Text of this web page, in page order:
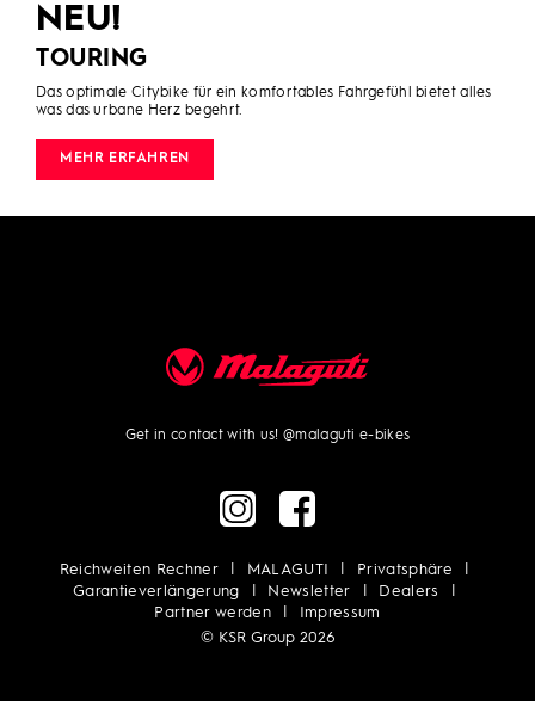
NEU!
TOURING
Das optimale Citybike für ein komfortables Fahrgefühl bietet alles
was das urbane Herz begehrt.
MEHR ERFAHREN
Get in contact with us!@malaguti e-bikes
Reichweiten Rechner MALAGUTI
Privatsphäre
Garantieverlängerung
Newsletter
Dealers
Partner werden
Impressum
© KSR Group 2026